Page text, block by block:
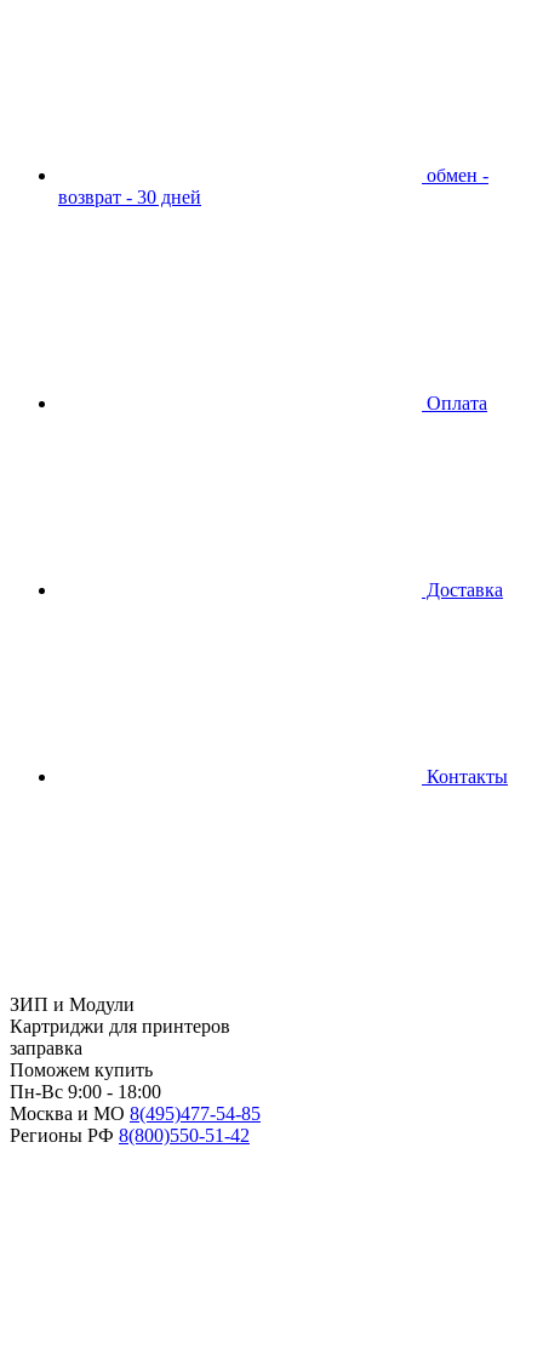
обмен -
возврат - 30 дней
Оплата
Доставка
Контакты
ЗИП и Модули
Картриджи для принтеров
заправка
Поможем купить
Пн-Вс 9:00 - 18:00
Москва и МО 8(495)477-54-85
Регионы РФ 8(800)550-51-42